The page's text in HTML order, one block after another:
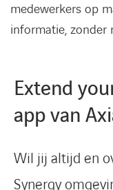
medewerkers op
informatie, zonder
Extend
app van
Wil jij altijd en
Synergy